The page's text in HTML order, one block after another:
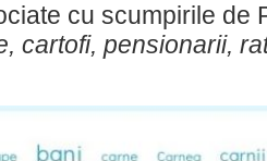
cu scumpirile de
cartofi, pensionarii,